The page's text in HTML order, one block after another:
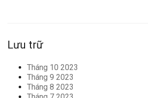
Lưu trữ
Tháng 10 2023
Tháng 9 2023
Tháng 8 2023